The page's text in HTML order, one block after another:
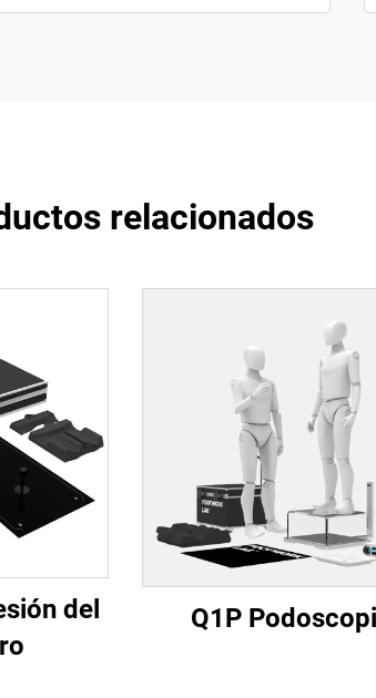
relacionados
del
Q1P